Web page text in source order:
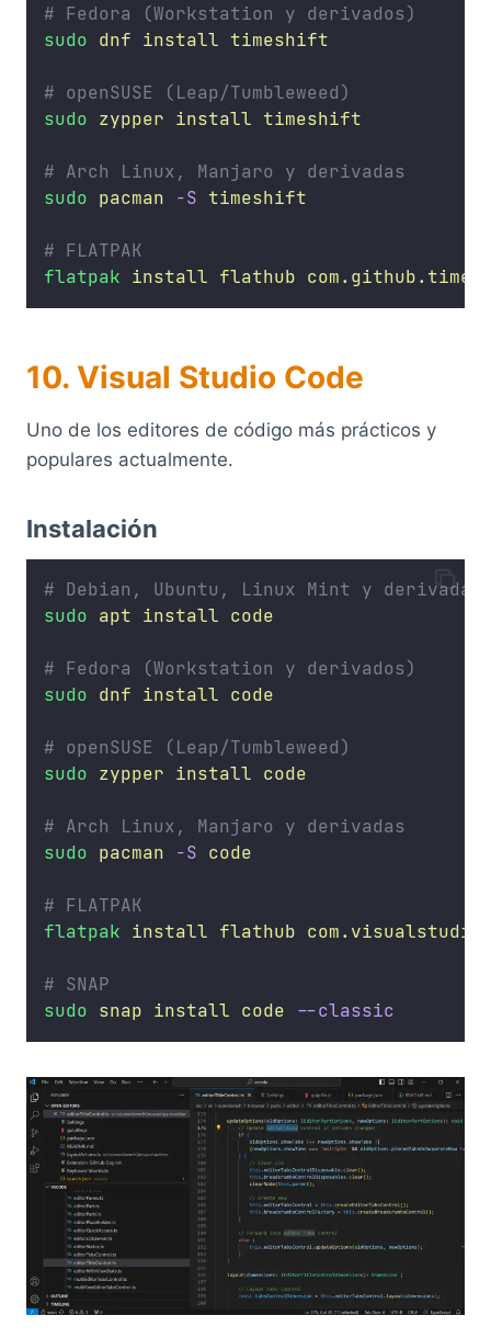
# Fedora (Workstation y derivados)
sudo dnf install timeshift
# openSUSE (Leap/Tumbleweed)
sudo zypper install timeshift
# Arch Linux, Manjaro y derivadas
sudo pacman -S timeshift
# FLATPAK
flatpak install flathub
10. Visual Studio Code
Uno de los editores de código más prácticos y
populares actualmente.
Instalación
# Debian, Ubuntu, Linux Mint y derivadas
sudo apt install code
# Fedora (Workstation y derivados)
sudo dnf install code
# openSUSE (Leap/Tumbleweed)
sudo zypper install code
# Arch Linux, Manjaro y derivadas
sudo pacman -S code
# FLATPAK
flatpak install flathub
# SNAP
sudo snap install code --classic